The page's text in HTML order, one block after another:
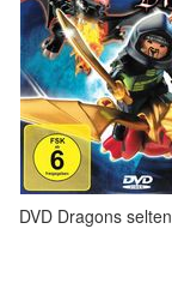
DVD Dragons selten